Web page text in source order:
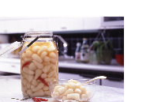
ぽん酢